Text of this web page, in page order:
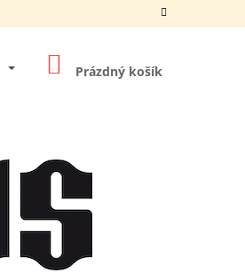
NÁKUPNÍ
KOŠÍK
Prázdný košík